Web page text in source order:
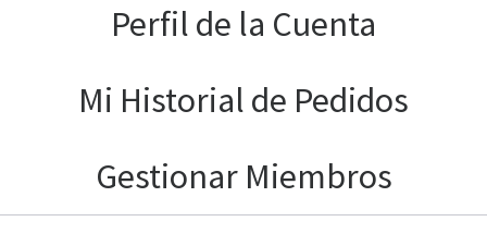
Perfil de la Cuenta
Mi Historial de Pedidos
Gestionar Miembros